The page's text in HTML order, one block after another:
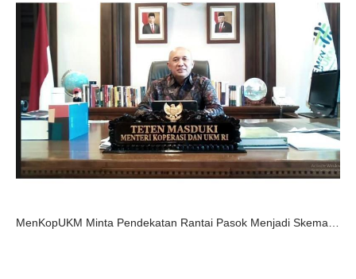
MenKopUKM Minta Pendekatan Rantai Pasok Menjadi Skema Pembiayaan Bank Bagi UMKM